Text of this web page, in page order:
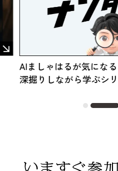
AIましゃはるが気にな
深掘りしながら学ぶシリ